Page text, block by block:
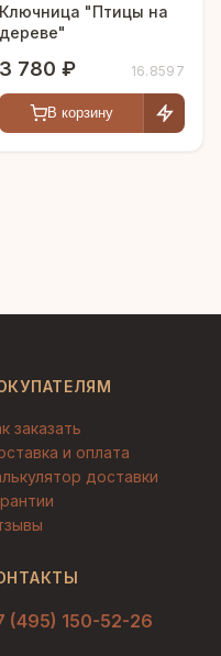
Ключница "Птицы на
дереве"
3 780 ₽ 16.8597
В корзину
заказать
и оплата
доставки
(495) 150-52-26